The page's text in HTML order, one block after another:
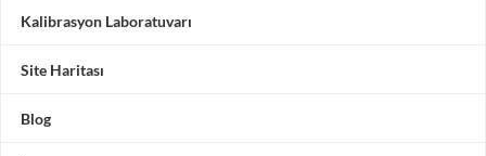
Kalibrasyon Laboratuvarı
Site Haritası
Blog